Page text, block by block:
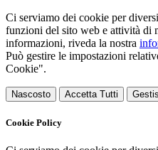
Ci serviamo dei cookie per
funzioni del sito web e attività di
informazioni, riveda la nostra
Può gestire le impostazioni
Cookie".
Nascosto Accetta Tutti
Cookie Policy